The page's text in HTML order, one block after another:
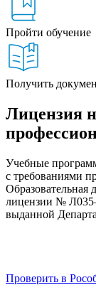
Пройти обучение
Получить
Лицензия
Учебные
с требованиями
Образовательная
лицензии №
выданной
Проверить в